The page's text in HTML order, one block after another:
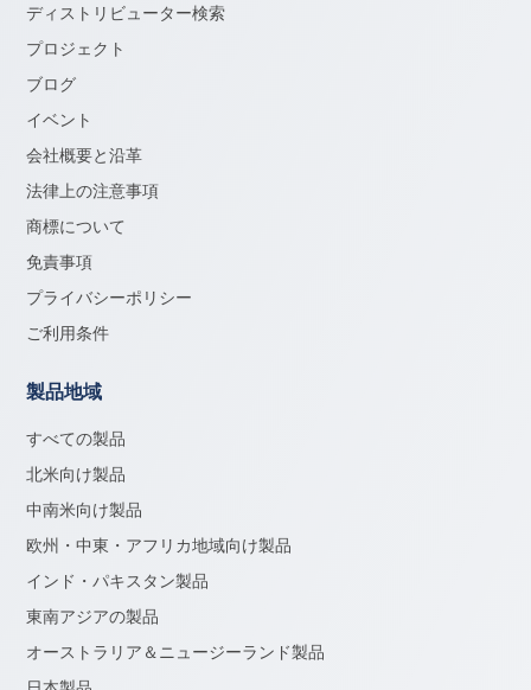
ディストリビューター検索
プロジェクト
ブログ
イベント
会社概要と沿革
法律上の注意事項
商標について
免責事項
プライバシーポリシー
ご利用条件
製品地域
すべての製品
北米向け製品
中南米向け製品
欧州・中東・アフリカ地域向け製品
インド・パキスタン製品
東南アジアの製品
オーストラリア＆ニュージーランド製品